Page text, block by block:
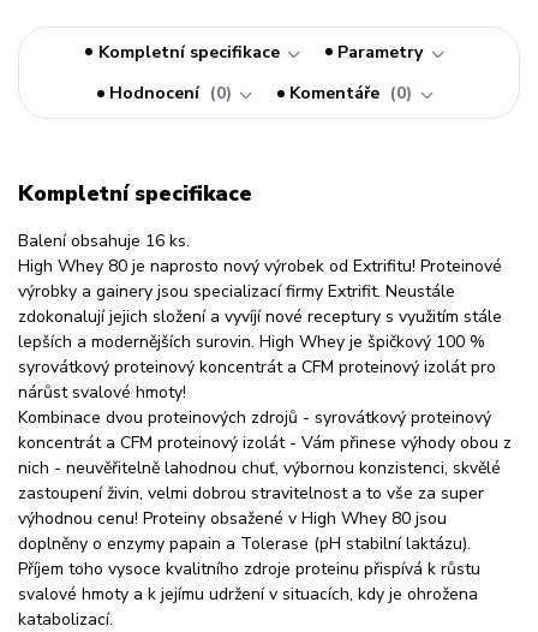
Kompletní specifikace
Parametry
Hodnocení
0 Komentáře 0
Kompletní specifikace
Balení obsahuje 16 ks.
High Whey 80 je naprosto nový výrobek od Extrifitu! Proteinové
výrobky a gainery jsou specializací firmy Extrifit. Neustále
zdokonalují jejich složení a vyvíjí nové receptury s využitím stále
lepších a modernějších surovin. High Whey je špičkový 100 %
syrovátkový proteinový koncentrát a CFM proteinový izolát pro
nárůst svalové hmoty!
Kombinace dvou proteinových zdrojů - syrovátkový proteinový
koncentrát a CFM proteinový izolát - Vám přinese výhody obou z
nich - neuvěřitelně lahodnou chuť, výbornou konzistenci, skvělé
zastoupení živin, velmi dobrou stravitelnost a to vše za super
výhodnou cenu! Proteiny obsažené v High Whey 80 jsou
doplněny o enzymy papain a Tolerase (pH stabilní laktázu).
Příjem toho vysoce kvalitního zdroje proteinu přispívá k růstu
svalové hmoty a k jejímu udržení v situacích, kdy je ohrožena
katabolizací.